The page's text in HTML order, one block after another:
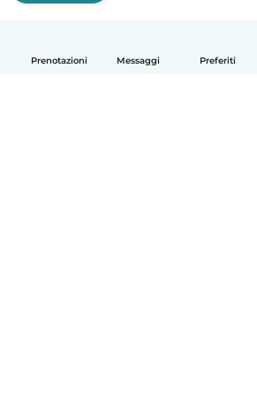
Prenotazioni Messaggi Preferiti